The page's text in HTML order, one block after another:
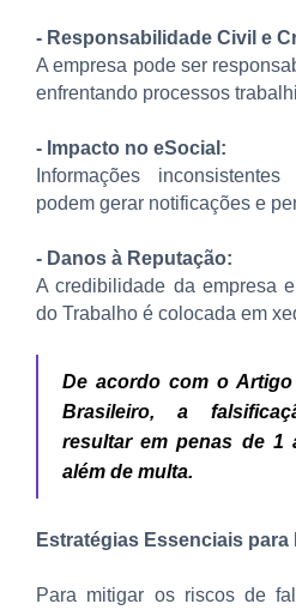
- Responsabilidade Civil e
A empresa pode ser
enfrentando processos
- Impacto no eSocial:
Informações
podem gerar notificações e
- Danos à Reputação:
A credibilidade da empresa
do Trabalho é colocada em
De acordo com o
Brasileiro, a
resultar em penas de 1
além de multa.
Estratégias Essenciais
Para mitigar os riscos de